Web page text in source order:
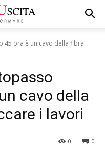
45 ora è un cavo della fibra
cavo della
i lavori
0
0